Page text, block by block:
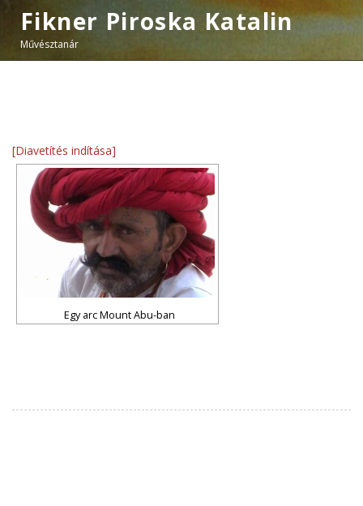
Fikner Piroska Katalin
Művésztanár
[Diavetítés indítása]
Egy arc Mount Abu-ban